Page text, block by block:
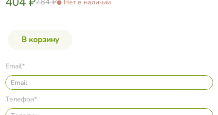
Нет в наличии
Email*
Телефон*